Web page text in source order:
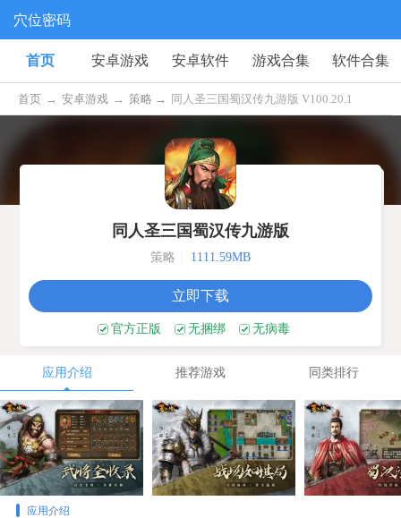
穴位密码
首页 安卓游戏 安卓软件 游戏合集 软件合集
首页 → 安卓游戏 → 策略 → 同人圣三国蜀汉传九游版 V100.20.1
同人圣三国蜀汉传九游版
策略 1111.59MB
立即下载
官方正版 无捆绑 无病毒
应用介绍 推荐游戏 同类排行
应用介绍